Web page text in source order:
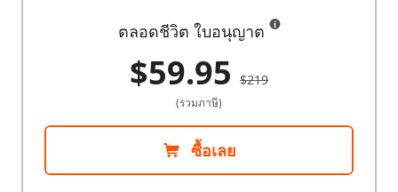
ตลอดชีวิต ใบอนุญาต
$59.95 $219
(รวมภาษี)
ซื้อเลย